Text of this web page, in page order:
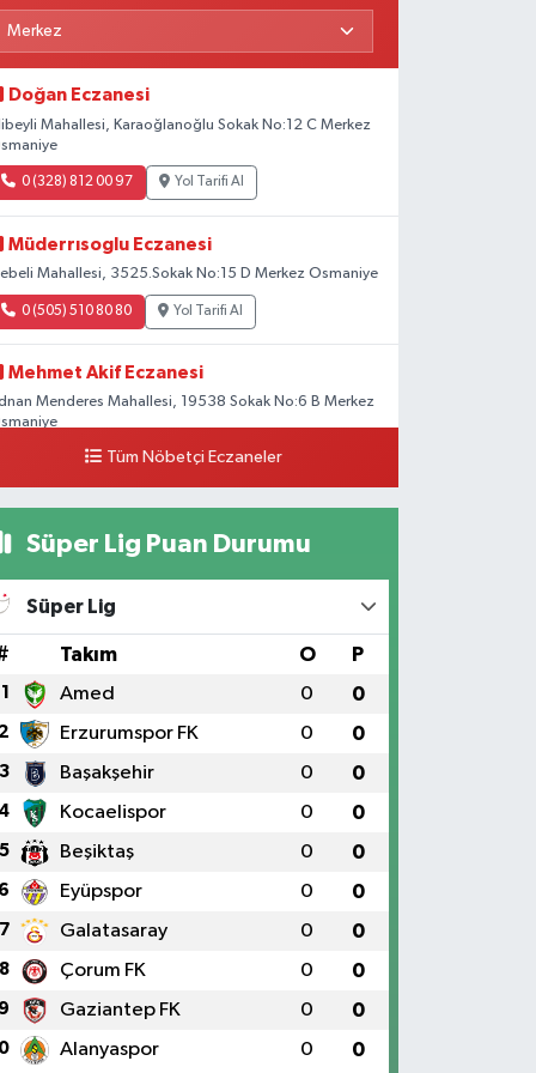
Doğan Eczanesi
Mahallesi, Karaoğlanoğlu Sokak No:12 C Merkez
0 (328) 812 00 97 Yol Tarifi Al
Müderrısoglu Eczanesi
Mahallesi, 3525.Sokak No:15 D Merkez Osmaniye
0 (505) 510 80 80 Yol Tarifi Al
Mehmet Akif Eczanesi
Menderes Mahallesi, 19538 Sokak No:6 B Merkez
0 (328) 802 58 00 Yol Tarifi Al
Tüm Nöbetçi Eczaneler
Süper Lig Puan Durumu
Süper Lig
Takım O P
1 Amed 0 0
2 Erzurumspor FK 0 0
3 Başakşehir 0 0
4 Kocaelispor 0 0
5 Beşiktaş 0 0
6 Eyüpspor 0 0
7 Galatasaray 0 0
8 Çorum FK 0 0
9 Gaziantep FK 0 0
Alanyaspor 0 0